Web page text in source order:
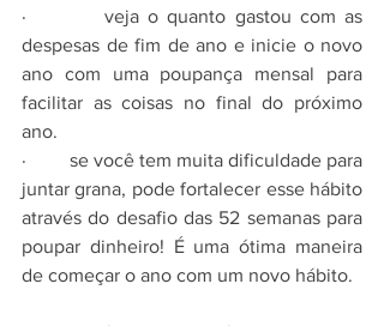
·         veja o quanto gastou com as
despesas de fim de ano e inicie o novo
ano com uma poupança mensal para
facilitar as coisas no final do próximo
ano.
·         se você tem muita dificuldade para
juntar grana, pode fortalecer esse hábito
através do desafio das 52 semanas para
poupar dinheiro! É uma ótima maneira
de começar o ano com um novo hábito.